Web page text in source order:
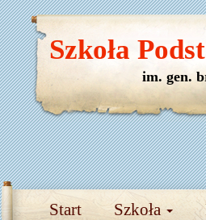
Start Szkoła
Szkoła
im. gen.